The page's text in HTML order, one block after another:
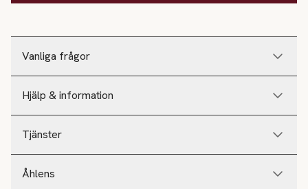
Vanliga frågor
Hjälp & information
Tjänster
Åhlens